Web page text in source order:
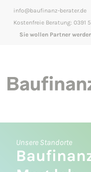
info@baufinanz-berater.de
Kostenfreie Beratung: 0391
Sie wollen Partner
Unsere Standorte